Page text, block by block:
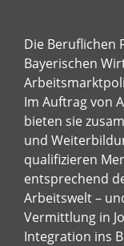
Die Beruflichen
Bayerischen
Im Auftrag von
bieten sie
und
qualifizieren
entsprechend
Arbeitswelt –
Vermittlung in
Integration ins